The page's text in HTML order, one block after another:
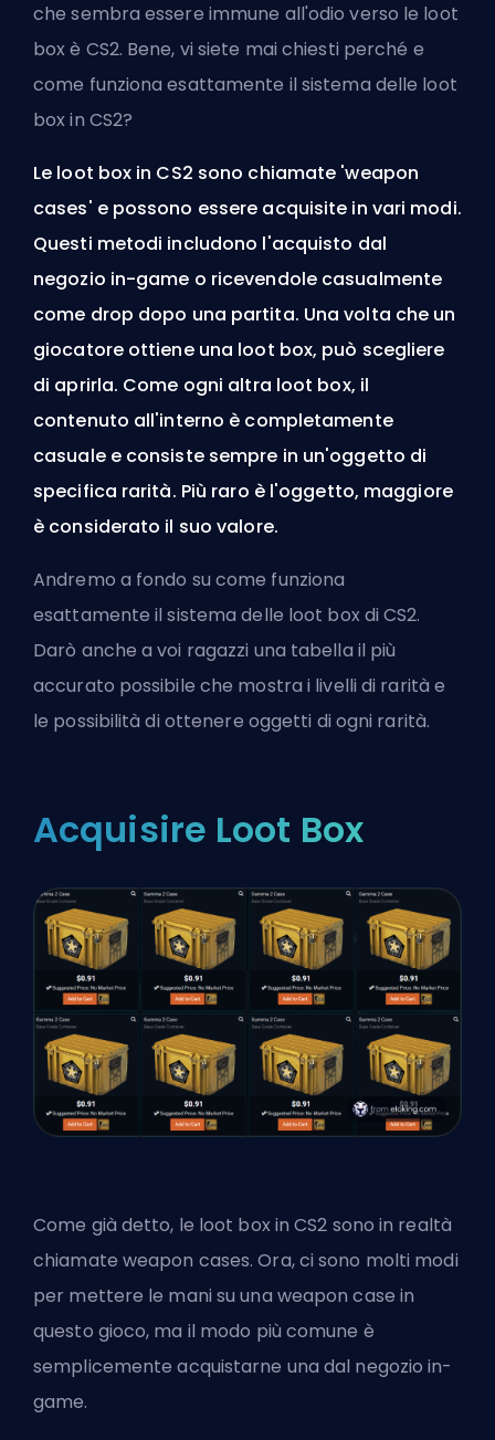
che sembra essere immune all'odio verso le loot
box è CS2. Bene, vi siete mai chiesti perché e
come funziona esattamente il sistema delle loot
box in CS2?
Le loot box in CS2 sono chiamate 'weapon
cases' e possono essere acquisite in vari modi.
Questi metodi includono l'acquisto dal
negozio in-game o ricevendole casualmente
come drop dopo una partita. Una volta che un
giocatore ottiene una loot box, può scegliere
di aprirla. Come ogni altra loot box, il
contenuto all'interno è completamente
casuale e consiste sempre in un'oggetto di
specifica rarità. Più raro è l'oggetto, maggiore
è considerato il suo valore.
Andremo a fondo su come funziona
esattamente il sistema delle loot box di CS2.
Darò anche a voi ragazzi una tabella il più
accurato possibile che mostra i livelli di rarità e
le possibilità di ottenere oggetti di ogni rarità.
Acquisire Loot Box
Come già detto, le loot box in CS2 sono in realtà
chiamate weapon cases. Ora, ci sono molti modi
per mettere le mani su una weapon case in
questo gioco, ma il modo più comune è
semplicemente acquistarne una dal negozio in-
game.